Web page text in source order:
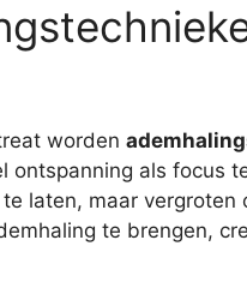
worden
ontspanning als focus
laten, maar
te brengen,